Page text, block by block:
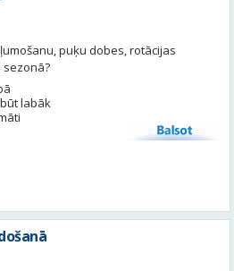
puķu dobes, rotācijas
labāk
Balsot